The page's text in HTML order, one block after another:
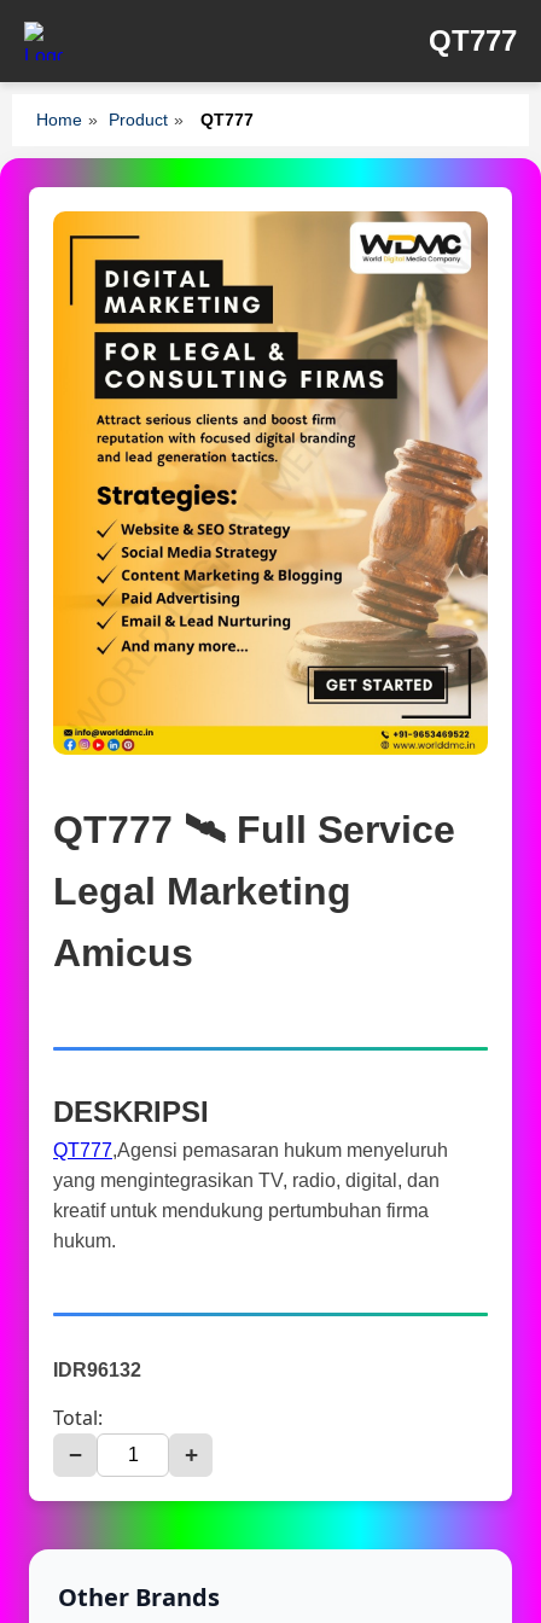
QT777
Home » Product » QT777
QT777 🛰️‍ Full Service
Legal Marketing
Amicus
DESKRIPSI
QT777,Agensi pemasaran hukum menyeluruh
yang mengintegrasikan TV, radio, digital, dan
kreatif untuk mendukung pertumbuhan firma
hukum.
IDR96132
Total:
− +
Other Brands